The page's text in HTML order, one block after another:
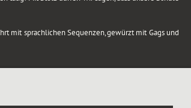
mit sprachlichen Sequenzen, gewürzt mit Gags und